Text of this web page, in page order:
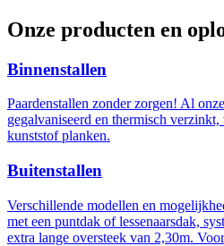
Onze producten en
Binnenstallen
Paardenstallen zonder zorgen! Al
gegalvaniseerd en thermisch
kunststof planken.
Buitenstallen
Verschillende modellen en
met een puntdak of lessenaarsdak,
extra lange oversteek van 2,30m.